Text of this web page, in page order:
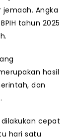
jemaah. Angka
tahun 2025
hasil
dan
cepat
hari satu